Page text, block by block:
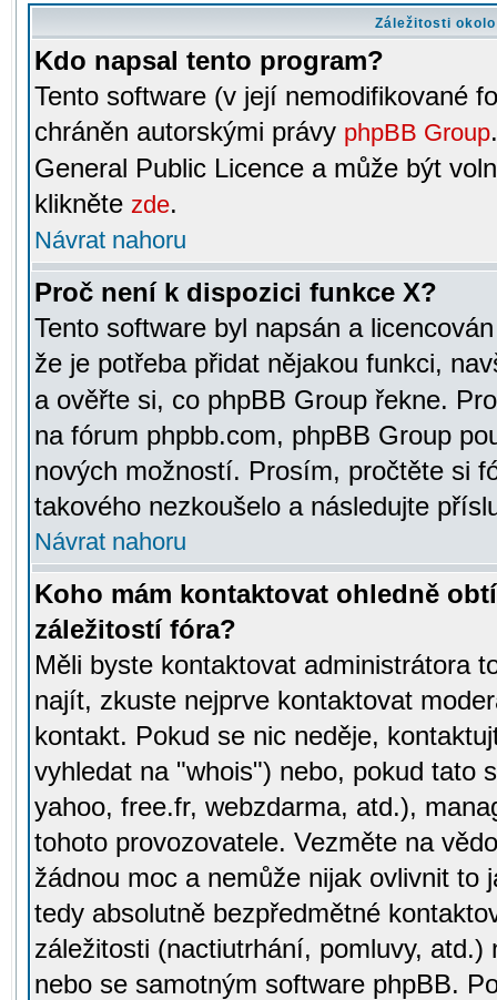
Záležitosti
Kdo napsal tento program?
Tento software (v její nemodifikované
chráněn autorskými právy phpBB Group
General Public Licence a může být
klikněte zde.
Návrat nahoru
Proč není k dispozici funkce X?
Tento software byl napsán a
že je potřeba přidat nějakou funkci,
a ověřte si, co phpBB Group řekne.
na fórum phpbb.com, phpBB Group
nových možností. Prosím, pročtěte si
takového nezkoušelo a následujte
Návrat nahoru
Koho mám kontaktovat ohledně
záležitostí fóra?
Měli byste kontaktovat administrátora
najít, zkuste nejprve kontaktovat
kontakt. Pokud se nic neděje,
vyhledat na "whois") nebo, pokud tato
yahoo, free.fr, webzdarma, atd.),
tohoto provozovatele. Vezměte na
žádnou moc a nemůže nijak ovlivnit to
tedy absolutně bezpředmětné
záležitosti (nactiutrhání, pomluvy,
nebo se samotným software phpBB.